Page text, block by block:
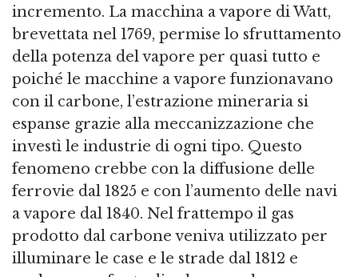
incremento. La macchina a vapore di Watt,
brevettata nel 1769, permise lo sfruttamento
della potenza del vapore per quasi tutto e
poiché le macchine a vapore funzionavano
con il carbone, l’estrazione mineraria si
espanse grazie alla meccanizzazione che
investì le industrie di ogni tipo. Questo
fenomeno crebbe con la diffusione delle
ferrovie dal 1825 e con l’aumento delle navi
a vapore dal 1840. Nel frattempo il gas
prodotto dal carbone veniva utilizzato per
illuminare le case e le strade dal 1812 e